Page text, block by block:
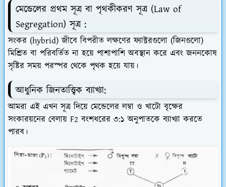
মেন্ডেলের প্রথম সূত্র বা পৃথকীকরণ সূত্র (Law of
Segregation) সূত্র :
সংকর (hybrid) জীবে বিপরীত লক্ষণের ফ্যাক্টরগুলো (জিনগুলো)
মিশ্রিত বা পরিবর্তিত না হয়ে পাশাপাশি অবস্থান করে এবং জননকোষ
সৃষ্টির সময় পরস্পর থেকে পৃথক হয়ে যায়।
আধুনিক জিনতাত্ত্বিক ব্যাখ্যা:
আমরা এই এখন সূত্র দিয়ে মেন্ডেলের লম্বা ও খাটো বৃক্ষের
সংকারয়নের বেলায় F2 বংশধরের ৩:১ অনুপাতকে ব্যাখ্যা করতে
পারব।